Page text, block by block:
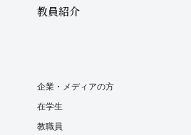
教員紹介
企業・メディアの方
在学生
教職員